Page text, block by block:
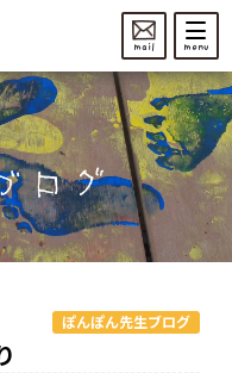
mail menu
ぽんぽん先生ブログ